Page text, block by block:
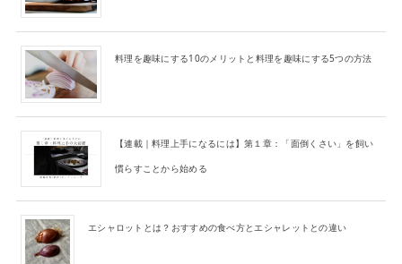
料理を趣味にする10のメリットと料理を趣味にする5つの方法
【連載｜料理上手になるには】第１章：「面倒くさい」を飼い
慣らすことから始める
エシャロットとは？おすすめの食べ方とエシャレットとの違い